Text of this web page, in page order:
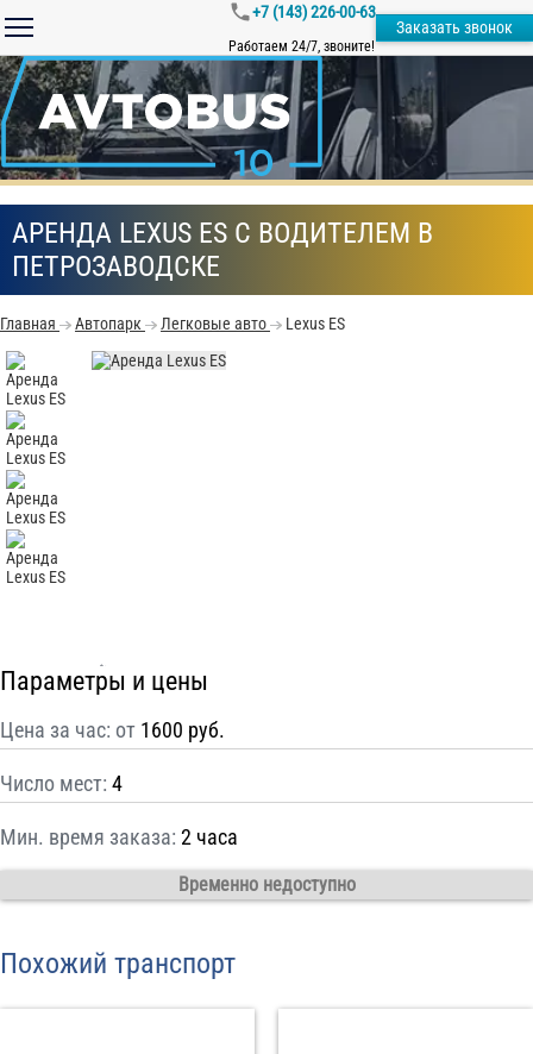
+7 (143) 226-00-63
Работаем 24/7, звоните!
Заказать звонок
АРЕНДА LEXUS ES С ВОДИТЕЛЕМ В
ПЕТРОЗАВОДСКЕ
Главная Автопарк Легковые авто Lexus ES
Параметры и цены
Цена за час: от 1600 руб.
Число мест: 4
Мин. время заказа: 2 часа
Временно недоступно
Похожий транспорт